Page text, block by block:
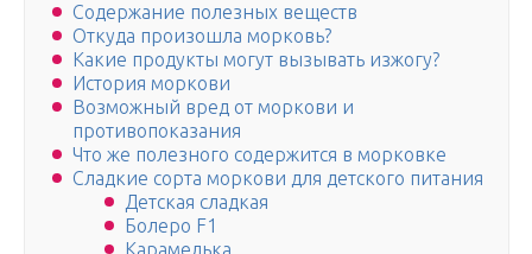
Содержание полезных веществ
Откуда произошла морковь?
Какие продукты могут вызывать изжогу?
История моркови
Возможный вред от моркови и
противопоказания
Что же полезного содержится в морковке
Сладкие сорта моркови для детского питания
Детская сладкая
Болеро F1
Карамелька